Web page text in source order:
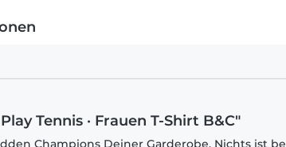
Tennis · Frauen T-Shirt B&C"